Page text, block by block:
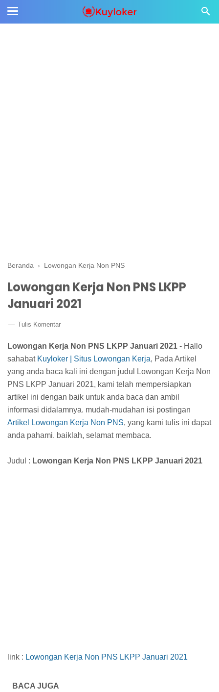
Beranda › Lowongan Kerja Non PNS
Lowongan Kerja Non PNS LKPP
Januari 2021
Tulis Komentar
Lowongan Kerja Non PNS LKPP Januari 2021 - Hallo
sahabat Kuyloker | Situs Lowongan Kerja, Pada Artikel
yang anda baca kali ini dengan judul Lowongan Kerja Non
PNS LKPP Januari 2021, kami telah mempersiapkan
artikel ini dengan baik untuk anda baca dan ambil
informasi didalamnya. mudah-mudahan isi postingan
Artikel Lowongan Kerja Non PNS, yang kami tulis ini dapat
anda pahami. baiklah, selamat membaca.
Judul : Lowongan Kerja Non PNS LKPP Januari 2021
link : Lowongan Kerja Non PNS LKPP Januari 2021
BACA JUGA